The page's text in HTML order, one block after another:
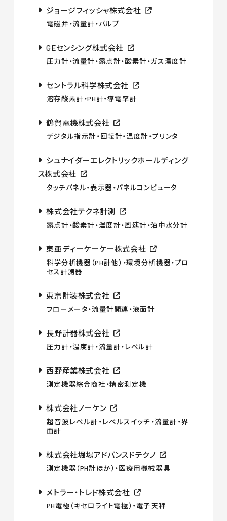
ジョージフィッシャ株式会社
電磁弁・流量計・バルブ
GEセンシング株式会社
圧力計・流量計・露点計・酸素計・ガス濃度計
セントラル科学株式会社
溶存酸素計・PH計・導電率計
鶴賀電機株式会社
デジタル指示計・回転計・温度計・プリンタ
シュナイダーエレクトリックホールディング
ス株式会社
タッチパネル・表示器・パネルコンピュータ
株式会社テクネ計測
露点計・酸素計・温度計・風速計・油中水分計
東亜ディーケーケー株式会社
科学分析機器（PH計他）・環境分析機器・プロ
セス計測器
東京計装株式会社
フローメータ・流量計関連・液面計
長野計器株式会社
圧力計・温度計・流量計・レベル計
西野産業株式会社
測定機器綜合商社・精密測定機
株式会社ノーケン
超音波レベル計・レベルスイッチ・流量計・界
面計
株式会社堀場アドバンスドテクノ
測定機器（PH計ほか）・医療用機械器具
メトラー・トレド株式会社
PH電極（キセロライト電極）・電子天秤